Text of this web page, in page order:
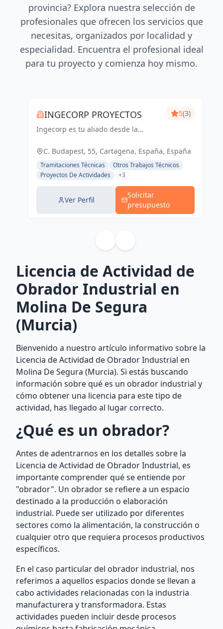
provincia? Explora nuestra selección de
profesionales que ofrecen los servicios que
necesitas, organizados por localidad y
especialidad. Encuentra el profesional ideal
para tu proyecto y comienza hoy mismo.
INGECORP PROYECTOS
Ingecorp es tu aliado desde la
proyecto. Especializados en licencias,
proyectos ejecutivos, reformas y
energía solar. Expertos compr...
5(3)
C. Budapest, 55, Cartagena, España, España
Tramitaciones Técnicas
Otros Trabajos Técnicos
Proyectos De Actividades
+3
Ver Perfil
Solicitar
presupuesto
Licencia de Actividad de
Obrador Industrial en
Molina De Segura
(Murcia)
Bienvenido a nuestro artículo informativo sobre la
Licencia de Actividad de Obrador Industrial en
Molina De Segura (Murcia). Si estás buscando
información sobre qué es un obrador industrial y
cómo obtener una licencia para este tipo de
actividad, has llegado al lugar correcto.
¿Qué es un obrador?
Antes de adentrarnos en los detalles sobre la
Licencia de Actividad de Obrador Industrial, es
importante comprender qué se entiende por
"obrador". Un obrador se refiere a un espacio
destinado a la producción o elaboración
industrial. Puede ser utilizado por diferentes
sectores como la alimentación, la construcción o
cualquier otro que requiera procesos productivos
específicos.
En el caso particular del obrador industrial, nos
referimos a aquellos espacios donde se llevan a
cabo actividades relacionadas con la industria
manufacturera y transformadora. Estas
actividades pueden incluir desde procesos